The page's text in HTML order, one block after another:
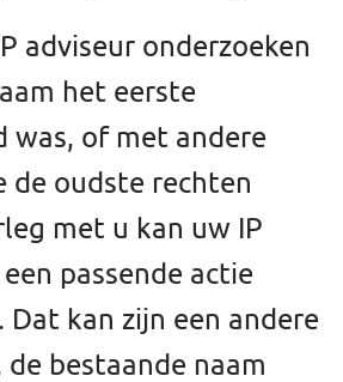
adviseur onderzoeken
het eerste
was, of met andere
de oudste rechten
met u kan uw IP
passende actie
Dat kan zijn een andere
de bestaande naam